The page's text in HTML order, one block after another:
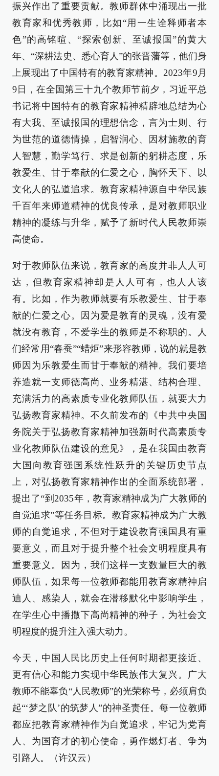
振兴作出了重要贡献。教师群体中涌现出一批
教育家和优秀教师，比如“用一生诠释师者本
色”的高铭暄、“探索创新、至诚报国”的黄大
年、“深耕法史、悉心育人”的张晋藩等，他们身
上展现出了中国特有的教育家精神。2023年9月
9日，在全国第三十九个教师节前夕，习近平总
书记将中国特有的教育家精神精辟地总结为心
有大我、至诚报国的理想信念，言为士则、行
为世范的道德情操，启智润心、因材施教的育
人智慧，勤学笃行、求是创新的躬耕态度，乐
教爱生、甘于奉献的仁爱之心，胸怀天下、以
文化人的弘道追求。教育家精神源自中华民族
千百年来师道精神的优良传承，是对教师职业
精神的凝练与升华，赋予了新时代人民教师崇
高使命。
对于教师队伍来说，教育家的高度并非人人可
达，但教育家精神却是人人可有，也人人该
有。比如，作为教师就要有乐教爱生、甘于奉
献的仁爱之心。因为爱是教育的灵魂，没有爱
就没有教育，不爱学生的教师是不称职的。人
们经常用“春蚕”“蜡炬”来形容教师，说的就是教
师因为乐教爱生而甘于奉献的精神。我们要培
养造就一支师德高尚、业务精湛、结构合理、
充满活力的高素质专业化教师队伍，就要大力
弘扬教育家精神。不久前发布的《中共中央国
务院关于弘扬教育家精神加强新时代高素质专
业化教师队伍建设的意见》，是在我国由教育
大国向教育强国系统性跃升的关键历史节点
上，对弘扬教育家精神作出的全面系统部署，
提出了“到2035年，教育家精神成为广大教师的
自觉追求”等任务目标。教育家精神成为广大教
师的自觉追求，不但对于建设教育强国具有重
要意义，而且对于提升整个社会文明程度具有
重要意义。因为，我们这样一支数量巨大的教
师队伍，如果每一位教师都能用教育家精神启
迪人、感染人，就会在潜移默化中影响学生，
在学生心中播撒下高尚精神的种子，为社会文
明程度的提升注入强大动力。
今天，中国人民比历史上任何时期都更接近、
更有信心和能力实现中华民族伟大复兴。广大
教师不能辜负“人民教师”的光荣称号，必须肩负
起“‘梦之队’的筑梦人”的神圣责任。每一位教师
都应把教育家精神作为自觉追求，牢记为党育
人、为国育才的初心使命，勇作燃灯者、争为
引路人。（许汉云）